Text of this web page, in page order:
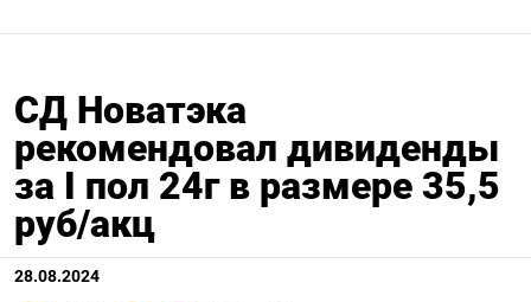
СД Новатэка
рекомендовал дивиденды
за I пол 24г в размере 35,5
руб/акц
28.08.2024